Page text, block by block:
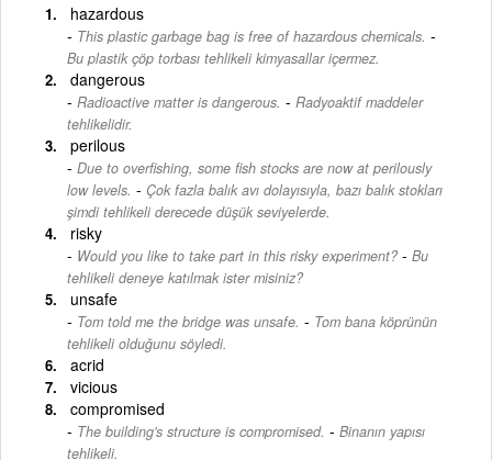
hazardous
This plastic garbage bag is free of hazardous chemicals. -
Bu plastik çöp torbası tehlikeli kimyasallar içermez.
dangerous
Radioactive matter is dangerous. - Radyoaktif maddeler
tehlikelidir.
perilous
Due to overfishing, some fish stocks are now at perilously
low levels. - Çok fazla balık avı dolayısıyla, bazı balık stokları
şimdi tehlikeli derecede düşük seviyelerde.
risky
Would you like to take part in this risky experiment? - Bu
tehlikeli deneye katılmak ister misiniz?
unsafe
Tom told me the bridge was unsafe. - Tom bana köprünün
tehlikeli olduğunu söyledi.
acrid
vicious
compromised
The building's structure is compromised. - Binanın yapısı
tehlikeli.